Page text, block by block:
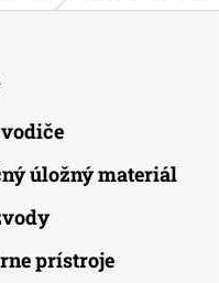
úložný materiál
prístroje